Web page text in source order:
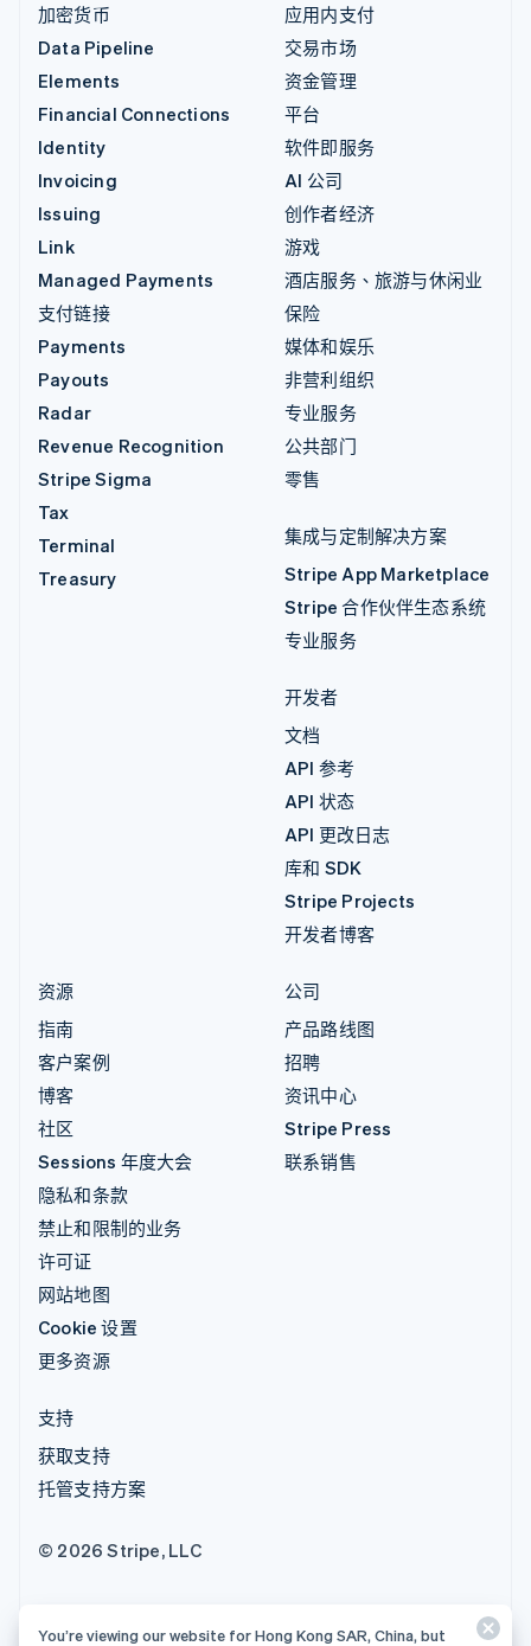
加密货币
Data Pipeline
Elements
Financial Connections
Identity
Invoicing
Issuing
Link
Managed Payments
支付链接
Payments
Payouts
Radar
Revenue Recognition
Stripe Sigma
Tax
Terminal
Treasury
应用内支付
交易市场
资金管理
平台
软件即服务
AI 公司
创作者经济
游戏
酒店服务、旅游与休闲业
保险
媒体和娱乐
非营利组织
专业服务
公共部门
零售
集成与定制解决方案
Stripe App Marketplace
Stripe 合作伙伴生态系统
专业服务
开发者
文档
API 参考
API 状态
API 更改日志
库和 SDK
Stripe Projects
开发者博客
资源
指南
客户案例
博客
社区
Sessions 年度大会
隐私和条款
禁止和限制的业务
许可证
网站地图
Cookie 设置
更多资源
公司
产品路线图
招聘
资讯中心
Stripe Press
联系销售
支持
获取支持
托管支持方案
© 2026 Stripe, LLC
You’re viewing our website for Hong Kong SAR, China, but